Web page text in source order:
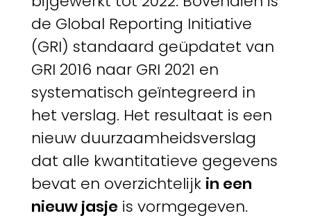
de Global Reporting Initiative
(GRI) standaard geüpdatet van
GRI 2016 naar GRI 2021 en
systematisch geïntegreerd in
het verslag. Het resultaat is een
nieuw duurzaamheidsverslag
dat alle kwantitatieve gegevens
bevat en overzichtelijk in een
nieuw jasjeis vormgegeven.